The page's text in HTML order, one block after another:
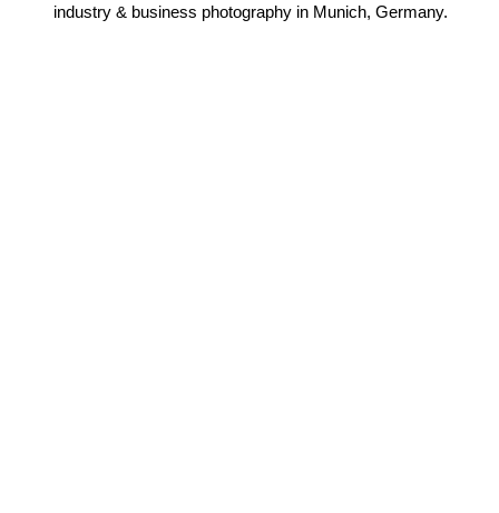
industry & business photography in Munich, Germany.